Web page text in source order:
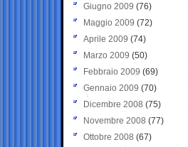
Giugno 2009 (76)
Maggio 2009 (72)
Aprile 2009 (74)
Marzo 2009 (50)
Febbraio 2009 (69)
Gennaio 2009 (70)
Dicembre 2008 (75)
Novembre 2008 (77)
Ottobre 2008 (67)